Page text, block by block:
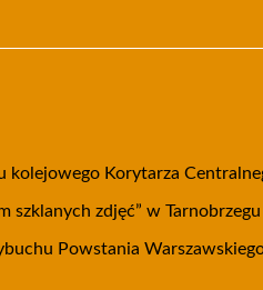
kolejowego Korytarza
szklanych zdjęć” w Tarnobrzegu
Powstania